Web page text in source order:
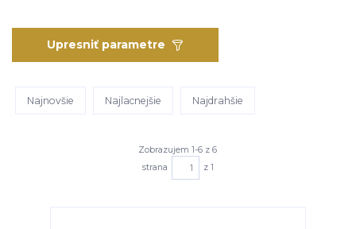
Upresniť parametre
Najnovšie Najlacnejšie Najdrahšie
Zobrazujem 1-6 z 6
strana
z 1